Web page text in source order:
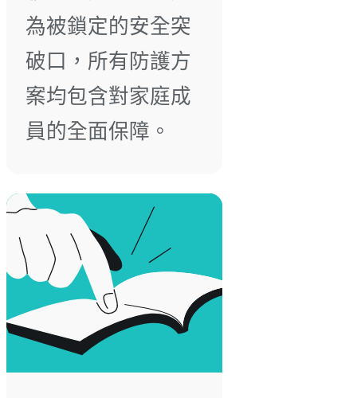
為被鎖定的安全突
破口，所有防護方
案均包含對家庭成
員的全面保障。